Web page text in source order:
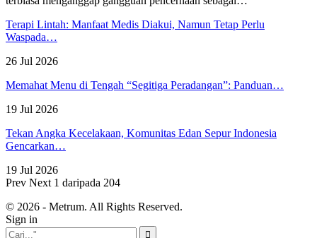
Terapi Lintah: Manfaat Medis Diakui, Namun Tetap Perlu
Waspada…
26 Jul 2026
Memahat Menu di Tengah “Segitiga Peradangan”: Panduan…
19 Jul 2026
Tekan Angka Kecelakaan, Komunitas Edan Sepur Indonesia
Gencarkan…
19 Jul 2026
Prev Next 1 daripada 204
© 2026 - Metrum. All Rights Reserved.
Sign in